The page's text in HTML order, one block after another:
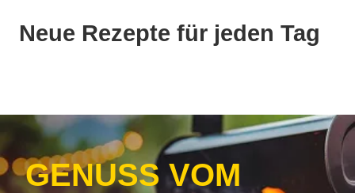
Neue Rezepte für jeden Tag
GENUSS VOM